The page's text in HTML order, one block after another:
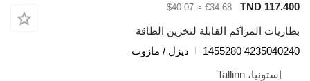
TND 117.400
€34.68
≈ $40.07
بطاريات المراكم القابلة لتخزين الطاقة
4235040240 1455280
ديزل / مازوت
إستونيا، Tallinn